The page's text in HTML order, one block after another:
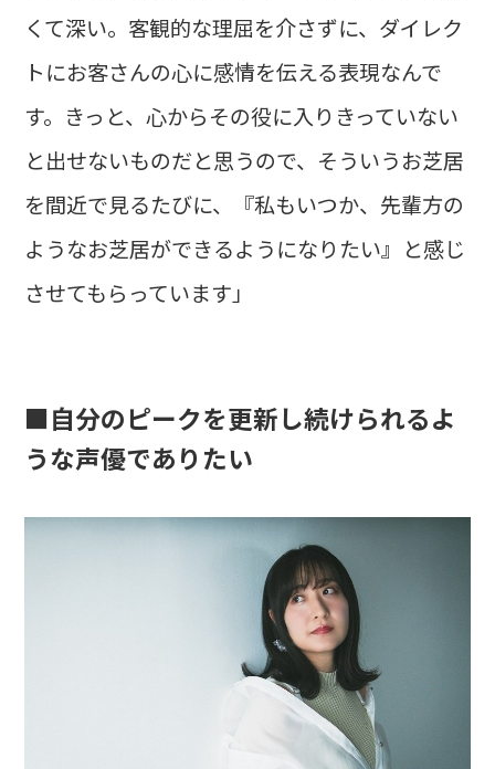
くて深い。客観的な理屈を介さずに、ダイレク
トにお客さんの心に感情を伝える表現なんで
す。きっと、心からその役に入りきっていない
と出せないものだと思うので、そういうお芝居
を間近で見るたびに、『私もいつか、先輩方の
ようなお芝居ができるようになりたい』と感じ
させてもらっています」
■自分のピークを更新し続けられるよ
うな声優でありたい